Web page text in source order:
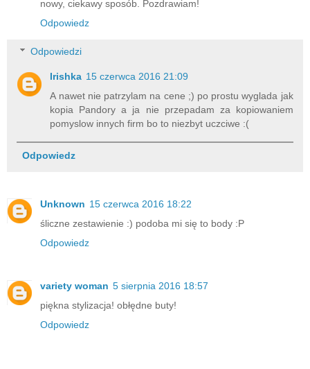
nowy, ciekawy sposób. Pozdrawiam!
Odpowiedz
Odpowiedzi
Irishka 15 czerwca 2016 21:09
A nawet nie patrzylam na cene ;) po prostu wyglada jak
kopia Pandory a ja nie przepadam za kopiowaniem
pomyslow innych firm bo to niezbyt uczciwe :(
Odpowiedz
Unknown 15 czerwca 2016 18:22
śliczne zestawienie :) podoba mi się to body :P
Odpowiedz
variety woman 5 sierpnia 2016 18:57
piękna stylizacja! obłędne buty!
Odpowiedz